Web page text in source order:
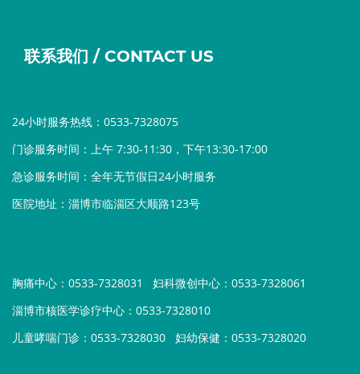
联系我们 / CONTACT US
24小时服务热线：0533-7328075
门诊服务时间：上午 7:30-11:30，下午13:30-17:00
急诊服务时间：全年无节假日24小时服务
医院地址：淄博市临淄区大顺路123号
胸痛中心：0533-7328031
妇科微创中心：0533-7328061
淄博市核医学诊疗中心：0533-7328010
儿童哮喘门诊：0533-7328030
妇幼保健：0533-7328020